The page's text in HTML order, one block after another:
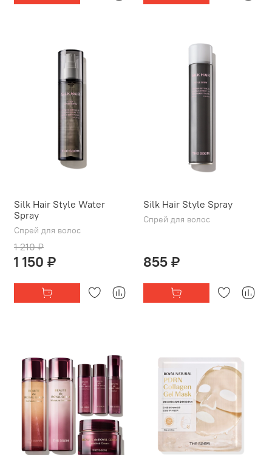
Silk Hair Style Water
Spray
Спрей для волос
1 210 ₽
1 150 ₽
Silk Hair Style Spray
Спрей для волос
855 ₽